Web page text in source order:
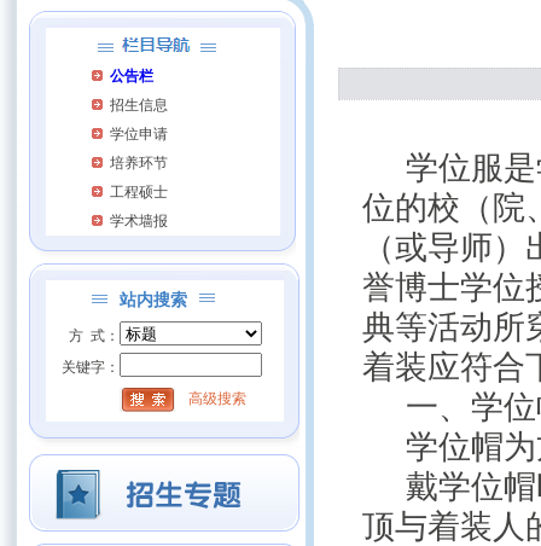
公告栏
招生信息
学位申请
培养环节
工程硕士
学术墙报
站内搜索
方 式：
关键字：
高级搜索
学位服
位的校（院
（或导师
誉博士学位
典等活动所
着装应符合
一、学
学位帽
戴学位
顶与着装人